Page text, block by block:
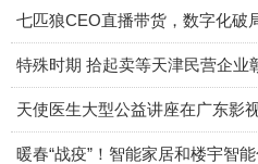
七匹狼CEO直播带货，数字化破
特殊时期 拾起卖等天津民营企业
天使医生大型公益讲座在广东影
暖春“战疫”！智能家居和楼宇智